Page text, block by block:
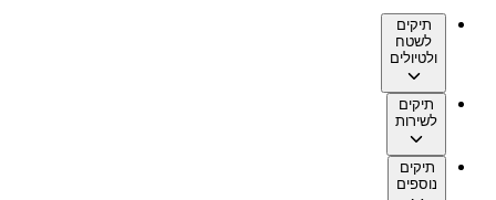
תיקים
לשטח
ולטיולים
תיקים
לשירות
תיקים
נוספים